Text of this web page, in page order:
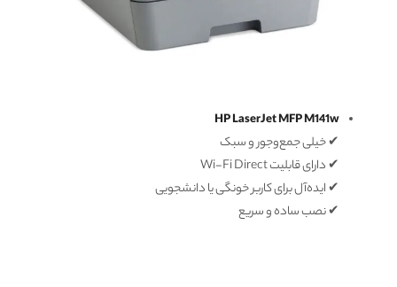
HP LaserJet MFP M141w
✔ خیلی جمع‌وجور و سبک
✔ دارای قابلیت Wi-Fi Direct
✔ ایده‌آل برای کاربر خونگی یا دانشجویی
✔ نصب ساده و سریع